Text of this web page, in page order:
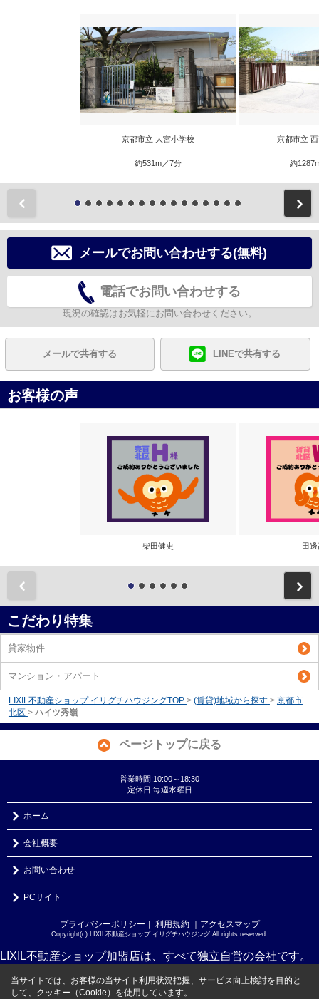
京都市立 大宮小学校
約531m／7分
京都市立
約
メールでお問い合わせする(無料)
電話でお問い合わせする
現況の確認はお気軽にお問い合わせください。
メールで共有する LINEで共有する
お客様の声
柴田健史 田
こだわり特集
貸家物件
マンション・アパート
LIXIL不動産ショップ イリグチハウジングTOP > (賃貸)地域から探す > 京都市
北区 > ハイツ秀嶺
ページトップに戻る
営業時間:10:00～18:30
定休日:毎週水曜日
ホーム
会社概要
お問い合わせ
PCサイト
プライバシーポリシー 利用規約 ｜アクセスマップ
Copyright(c) LIXIL不動産ショップ イリグチハウジング All rights reserved.
LIXIL不動産ショップ加盟店は、すべて独立自営の会社です。
当サイトでは、お客様の当サイト利用状況把握、サービス向上検討を目的と
して、クッキー（Cookie）を使用しています。